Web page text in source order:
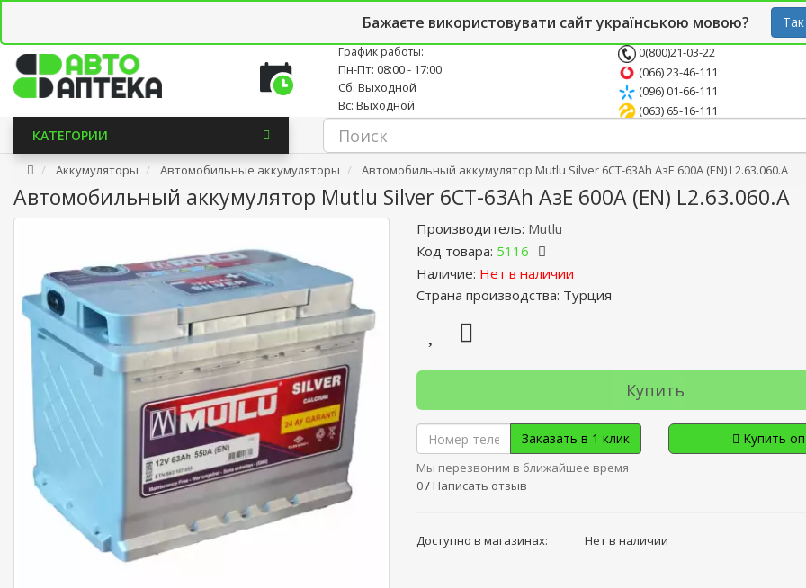
Бажаєте використовувати сайт українською мовою? Так
Новостной блог Опт СТО
График работы:
Пн-Пт: 08:00 - 17:00
Сб: Выходной
Вс: Выходной
0(800)21-03-22
(066) 23-46-111
(096) 01-66-111
(063) 65-16-111
КАТЕГОРИИ
Аккумуляторы Автомобильные аккумуляторы Автомобильный аккумулятор Mutlu Silver 6СТ-63Ah АзЕ 600A (EN) L2.63.060.A
Автомобильный аккумулятор Mutlu Silver 6СТ-63Ah АзЕ 600A (EN) L2.63.060.A
Производитель: Mutlu
Код товара: 5116
Наличие: Нет в наличии
Страна производства: Турция
Купить
Заказать в 1 клик
Мы перезвоним в ближайшее время
Купить
0/ Написать отзыв
Доступно в магазинах: Нет в наличии